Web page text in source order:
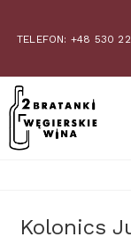
TELEFON: +48 530
Kolonics